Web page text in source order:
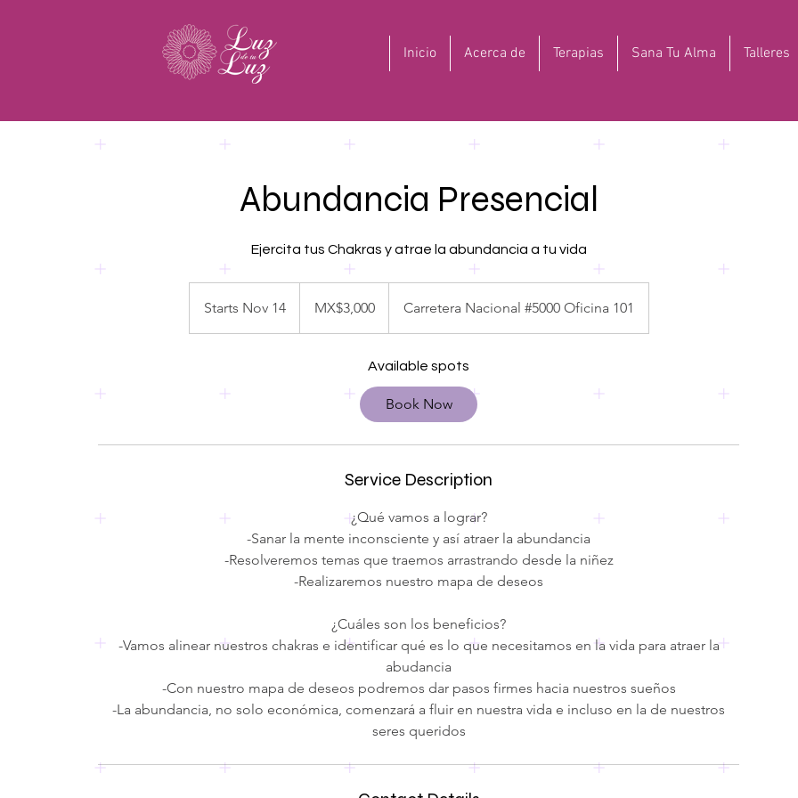
Inicio Acerca de Terapias Sana Tu Alma Talleres
Abundancia Presencial
Ejercita tus Chakras y atrae la abundancia a tu vida
Starts Nov 14S
t
pesosMX$3,000 Carretera Nacional #5000 Oficina 101
Available spots
Book Now
Service Description
¿Qué vamos a lograr?
-​Sanar la mente inconsciente y así atraer la abundancia
-​Resolveremos temas que traemos arrastrando desde la niñez
-​Realizaremos nuestro mapa de deseos
¿Cuáles son los beneficios?
-​Vamos alinear nuestros chakras e identificar qué es lo que necesitamos en la vida para atraer la
abudancia
-​Con nuestro mapa de deseos podremos dar pasos firmes hacia nuestros sueños
-​La abundancia, no solo económica, comenzará a fluir en nuestra vida e incluso en la de nuestros
seres queridos